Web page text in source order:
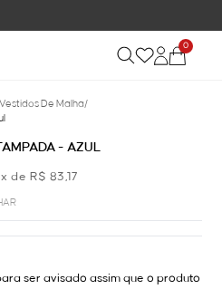
0
Vestidos De Malha/
- AZUL
de R$ 83,17
ser avisado assim que o produto